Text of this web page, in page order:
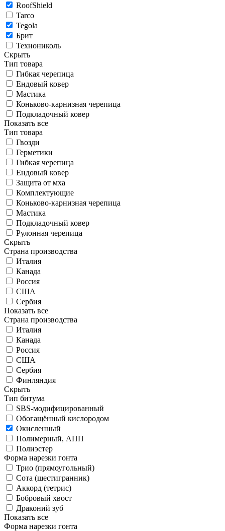
RoofShield
Tarco
Tegola
Брит
Технониколь
Скрыть
Тип товара
Гибкая черепица
Ендовый ковер
Мастика
Коньково-карнизная черепица
Подкладочный ковер
Показать все
Тип товара
Гвозди
Герметики
Гибкая черепица
Ендовый ковер
Защита от мха
Комплектующие
Коньково-карнизная черепица
Мастика
Подкладочный ковер
Рулонная черепица
Скрыть
Страна производства
Италия
Канада
Россия
США
Сербия
Показать все
Страна производства
Италия
Канада
Россия
США
Сербия
Финляндия
Скрыть
Тип битума
SBS-модифицированный
Обогащённый кислородом
Окисленный
Полимерный, АПП
Полиэстер
Форма нарезки гонта
Трио (прямоугольный)
Сота (шестигранник)
Аккорд (тетрис)
Бобровый хвост
Драконий зуб
Показать все
Форма нарезки гонта